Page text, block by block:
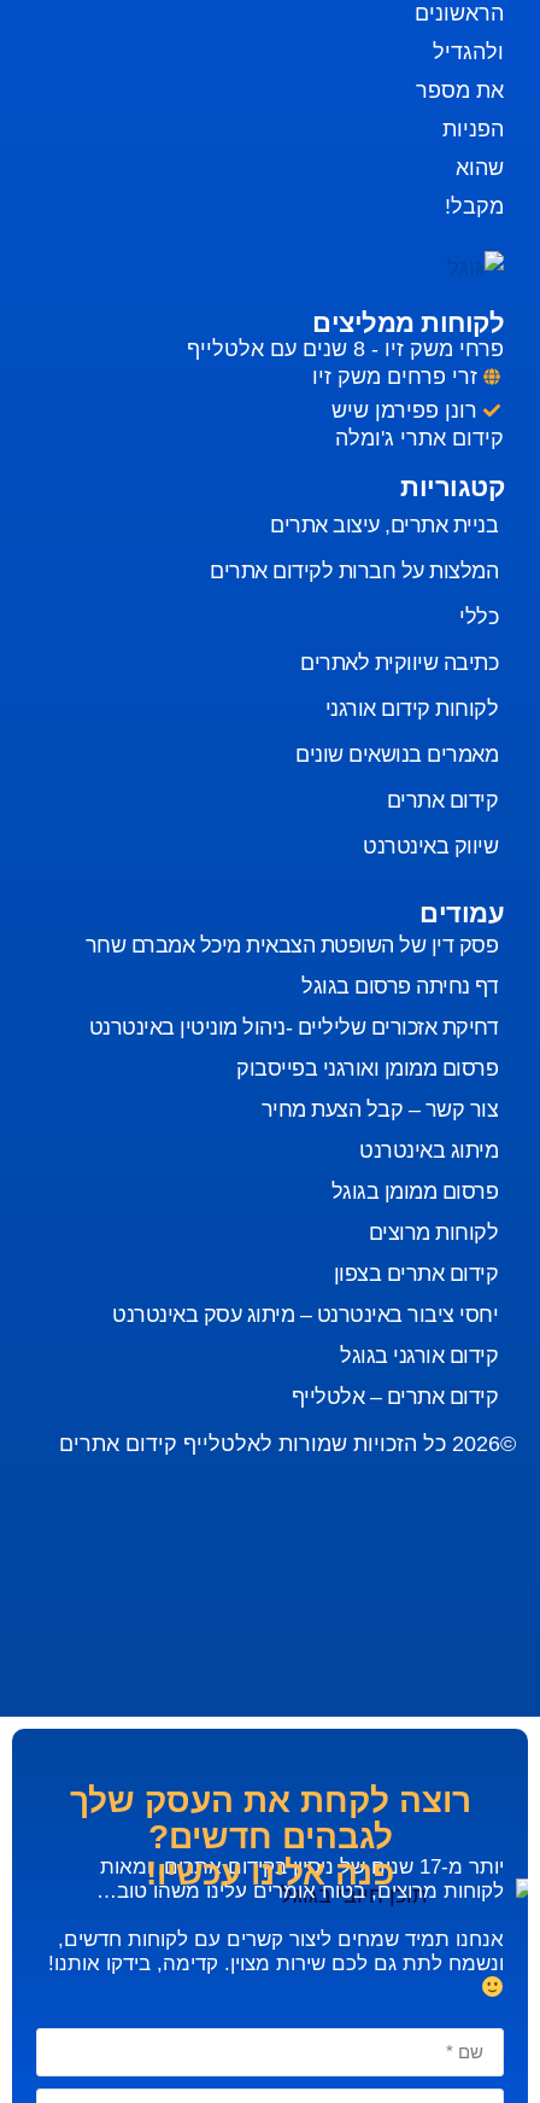
הראשונים
ולהגדיל
את מספר
הפניות
שהוא
מקבל!
לקוחות ממליצים
פרחי משק זיו - 8 שנים עם אלטלייף
זרי פרחים משק זיו
רונן פפירמן שיש
קידום אתרי ג'ומלה
קטגוריות
בניית אתרים, עיצוב אתרים
המלצות על חברות לקידום אתרים
כללי
כתיבה שיווקית לאתרים
לקוחות קידום אורגני
מאמרים בנושאים שונים
קידום אתרים
שיווק באינטרנט
עמודים
פסק דין של השופטת הצבאית מיכל אמברם שחר
דף נחיתה פרסום בגוגל
דחיקת אזכורים שליליים -ניהול מוניטין באינטרנט
פרסום ממומן ואורגני בפייסבוק
צור קשר – קבל הצעת מחיר
מיתוג באינטרנט
פרסום ממומן בגוגל
לקוחות מרוצים
קידום אתרים בצפון
יחסי ציבור באינטרנט – מיתוג עסק באינטרנט
קידום אורגני בגוגל
קידום אתרים – אלטלייף
©2026 כל הזכויות שמורות לאלטלייף קידום אתרים
רוצה לקחת את העסק שלך
לגבהים חדשים?
פנה אלינו עכשיו!
יותר מ-17 שנים של ניסיון בקידום אתרים, ומאות
לקוחות מרוצים, בטוח אומרים עלינו משהו טוב…
אנחנו תמיד שמחים ליצור קשרים עם לקוחות חדשים,
ונשמח לתת גם לכם שירות מצוין. קדימה, בידקו אותנו!